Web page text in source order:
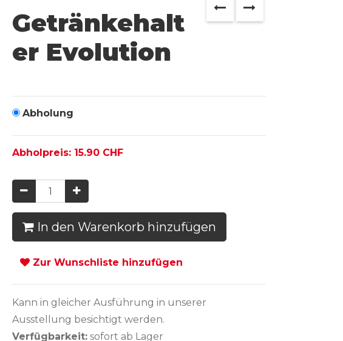
Getränkehalt
er Evolution
Abholung
Abholpreis: 15.90 CHF
In den Warenkorb hinzufügen
Zur Wunschliste hinzufügen
Kann in gleicher Ausführung in unserer
Ausstellung besichtigt werden.
Verfügbarkeit: sofort ab Lager